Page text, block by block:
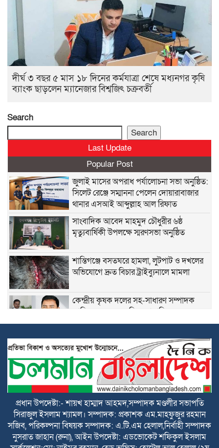
দীর্ঘ ৩ বছর ৫ মাস ১৮ দিনের কর্মযাত্রা শেষে মধ্যনগর কৃষি
ব্যাংক ছাড়লেন ম্যানেজার বিশ্বজিৎ চক্রবর্তী
Search
Search
Last Update
Popular Post
জুলাই মাসের অপরাধ পর্যালোচনা সভা অনুষ্ঠিত:
সিলেট রেঞ্জে সম্মাননা পেলেন দোয়ারাবাজার
থানার এসআই আব্দুল্লাহ আল রিফাত
সাংবাদিক আবেদ মাহমুদ চৌধুরীর ৬ষ্ঠ
মৃত্যুবার্ষিকী উপলক্ষে স্মরণসভা অনুষ্ঠিত
শান্তিগঞ্জে বসতঘরে হামলা, লুটপাট ও দখলের
অভিযোগে দ্রুত বিচার ট্রাইব্যুনালে মামলা
কেন্দ্রীয় কৃষক দলের সহ-সাধারণ সম্পাদক
আনিসুল হকের জন্মদিনে সামাজিক
যোগাযোগমাধ্যমে শুভেচ্ছার জোয়ার
হৃদয়ের ডাকের উদ্যোগে কর্ণফুলীতে বৃক্ষরোপণ
ও চারা বিতরণ কর্মসূচি অনুষ্ঠিত
নতুন কুঁড়ি স্পোর্টস জাতীয় ফুটবলে সুনামগঞ্জের
দাপট, জিহাদ টুর্নামেন্টসেরা
বাঁচতে চান লোকমান, আড়াই লাখ টাকা-
মানবিক সহায়তার আবেদন
প্রধান উপদেষ্টা:- শায়খ হাম্মাদ আহমদ,সম্পাদক মণ্ডলীর সভাপতি
সিরাজুল ইসলাম শ্যামল। সম্পাদক: প্রকাশক এম.মাহফুজুর রহমান
সজিব, পরিকল্পনা বিষয়ক সম্পাদক: এ.টি.এম হেলাল,নির্বাহী সম্পাদক
নুসরাত জাহান (রুনা), আইন উপদেষ্টা: এডভোকেট শফিকুল ইসলাম